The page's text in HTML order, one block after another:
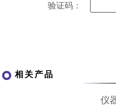
验证码：
相关产品
仪